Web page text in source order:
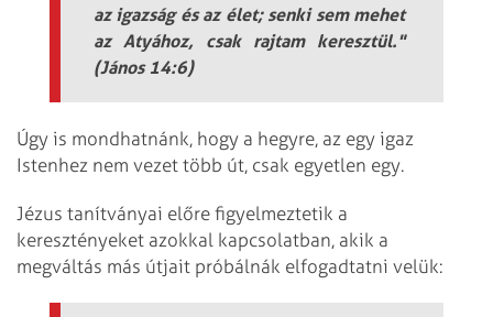
az igazság és az élet; senki sem mehet
az Atyához, csak rajtam keresztül."
(János 14:6)
Úgy is mondhatnánk, hogy a hegyre, az egy igaz
Istenhez nem vezet több út, csak egyetlen egy.
Jézus tanítványai előre figyelmeztetik a
keresztényeket azokkal kapcsolatban, akik a
megváltás más útjait próbálnák elfogadtatni velük: